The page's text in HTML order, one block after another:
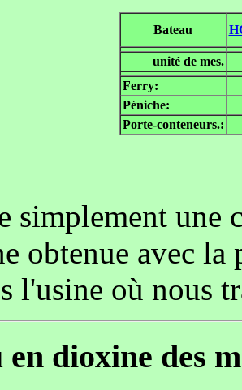
Bateau
unité de mes.
Ferry:
Péniche:
Porte-conteneurs.:
simplement une
obtenue avec la
l'usine où nous
en dioxine des